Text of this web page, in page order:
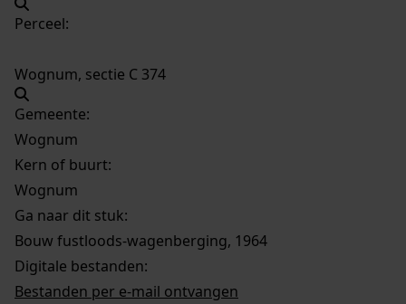
Perceel:
Wognum, sectie C 374
Gemeente:
Wognum
Kern of buurt:
Wognum
Ga naar dit stuk:
Bouw fustloods-wagenberging, 1964
Digitale bestanden:
Bestanden per e-mail ontvangen